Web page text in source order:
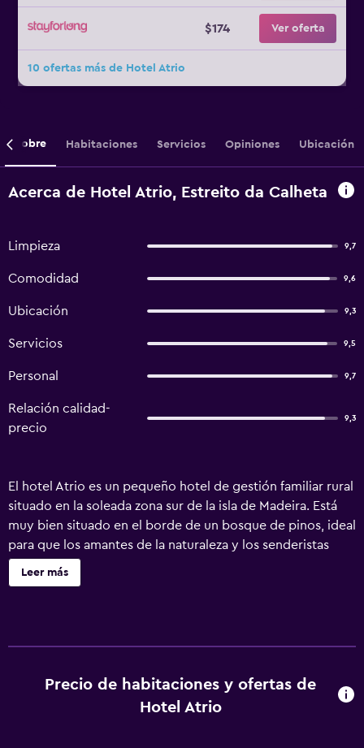
$174 Ver oferta
10 ofertas más de Hotel Atrio
Sobre Habitaciones Servicios Opiniones Ubicación
Acerca de Hotel Atrio, Estreito da Calheta
Limpieza 9,7
Comodidad 9,6
Ubicación 9,3
Servicios 9,5
Personal 9,7
Relación calidad-
precio
9,3
El hotel Atrio es un pequeño hotel de gestión familiar rural
situado en la soleada zona sur de la isla de Madeira. Está
muy bien situado en el borde de un bosque de pinos, ideal
para que los amantes de la naturaleza y los senderistas
descansen del ajetreo y el bullicio de la ciudad de Funchal.
Hay un jardín. Las 22 habitaciones están decoradas de
albornoces y secador de pelo. El precio incluye un
abundante y variado desayuno buffet. A su llegada, se
Leer más
Precio de habitaciones y ofertas de
Hotel Atrio